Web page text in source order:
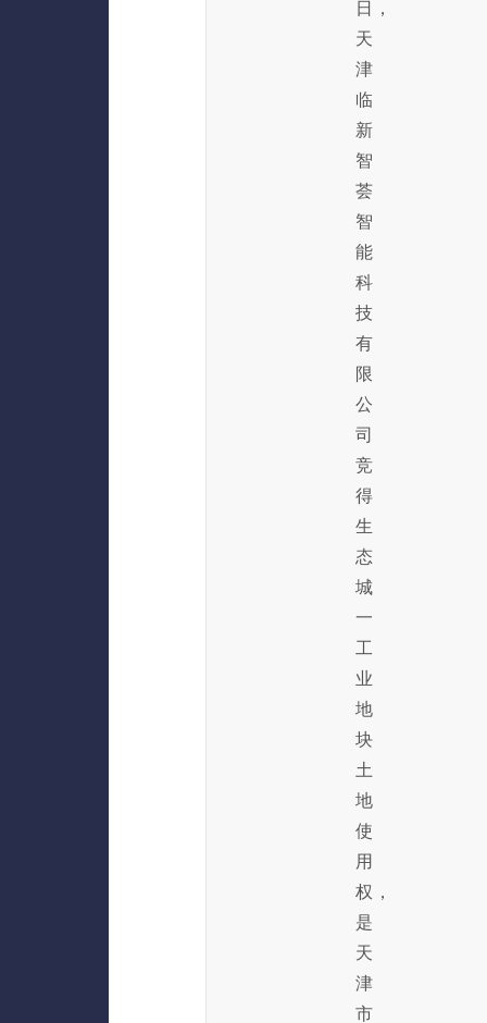
日，
天
津
临
新
智
荟
智
能
科
技
有
限
公
司
竞
得
生
态
城
一
工
业
地
块
土
地
使
用
权，
是
天
津
市